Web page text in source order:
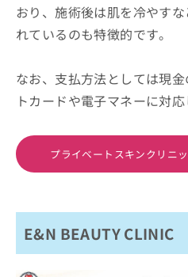
おり、施術後は肌を冷やす
れているのも特徴的です。
なお、支払方法としては現
トカードや電子マネーに対応
プライベートスキンクリニ
E&N BEAUTY CLINIC